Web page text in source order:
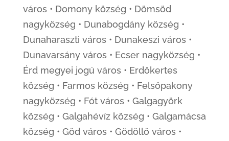
város • Domony község • Dömsöd
nagyközség • Dunabogdány község •
Dunaharaszti város • Dunakeszi város •
Dunavarsány város • Ecser nagyközség •
Érd megyei jogú város • Erdőkertes
község • Farmos község • Felsőpakony
nagyközség • Fót város • Galgagyörk
község • Galgahévíz község • Galgamácsa
község • Göd város • Gödöllő város •